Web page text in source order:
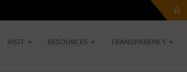
VISIT RESOURCES TRANSPARENCY